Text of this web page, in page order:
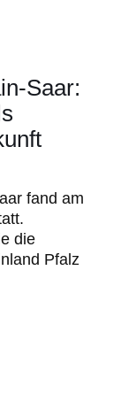
Saar:
fand am
die
Pfalz